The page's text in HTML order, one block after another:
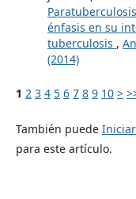
énfasis en su
tuberculosis ,
(2014)
1 2 3 4 5 6 7 8 9 10 >
También puede
para este artículo.